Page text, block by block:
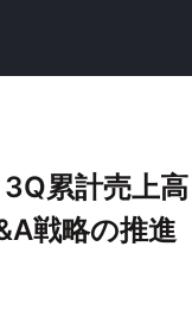
累計売上高
戦略の推進